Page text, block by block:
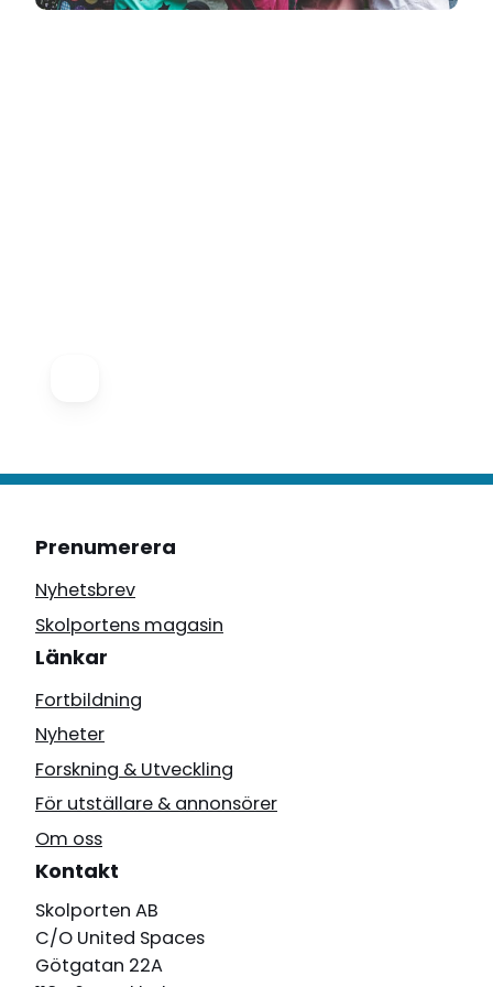
barnmisshandel, men också den som
försummelse inte om vad som görs mot
barnet, utan om det som inte görs – den
omsorg, trygghet och vägledning som
uteblir. Försummelse kan vara fysisk, som
att barnet inte får tillräckligt med mat,
kläder eller medicinsk vård. Den kan vara
emotionell, när föräldrar inte förmår ge
närhet, uppmärksamhet eller ett stabilt
känslomässigt stöd. Den kan också vara
pedagogisk eller social, när barnet inte får
hjälp att utvecklas, gå i skolan eller delta i
sammanhang där det får lära, växa och
Föreläsningen stärker specialpedagogen i
uppdraget att som professionell agera,
Prenumerera
Nyhetsbrev
Skolportens magasin
Länkar
Fortbildning
Nyheter
Forskning & Utveckling
För utställare & annonsörer
Om oss
Kontakt
Skolporten AB
C/O United Spaces
Götgatan 22A